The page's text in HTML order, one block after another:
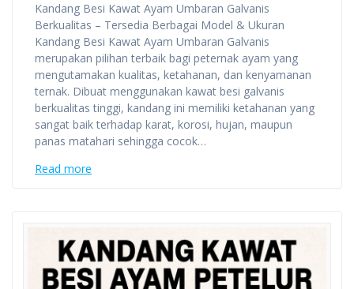
Kandang Besi Kawat Ayam Umbaran Galvanis
Berkualitas – Tersedia Berbagai Model & Ukuran
Kandang Besi Kawat Ayam Umbaran Galvanis
merupakan pilihan terbaik bagi peternak ayam yang
mengutamakan kualitas, ketahanan, dan kenyamanan
ternak. Dibuat menggunakan kawat besi galvanis
berkualitas tinggi, kandang ini memiliki ketahanan yang
sangat baik terhadap karat, korosi, hujan, maupun
panas matahari sehingga cocok…
Read more